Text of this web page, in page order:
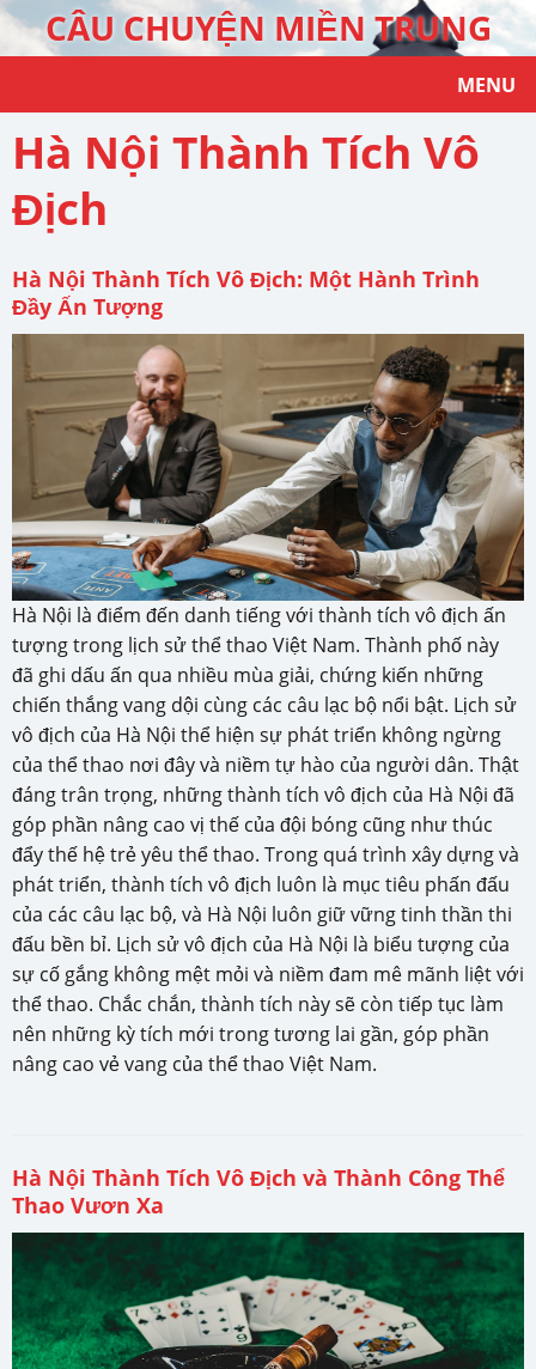
CÂU CHUYỆN MIỀN TRUNG
MENU
Hà Nội Thành Tích Vô
Địch
Hà Nội Thành Tích Vô Địch: Một Hành Trình
Đầy Ấn Tượng
Hà Nội là điểm đến danh tiếng với thành tích vô địch ấn
tượng trong lịch sử thể thao Việt Nam. Thành phố này
đã ghi dấu ấn qua nhiều mùa giải, chứng kiến những
chiến thắng vang dội cùng các câu lạc bộ nổi bật. Lịch sử
vô địch của Hà Nội thể hiện sự phát triển không ngừng
của thể thao nơi đây và niềm tự hào của người dân. Thật
đáng trân trọng, những thành tích vô địch của Hà Nội đã
góp phần nâng cao vị thế của đội bóng cũng như thúc
đẩy thế hệ trẻ yêu thể thao. Trong quá trình xây dựng và
phát triển, thành tích vô địch luôn là mục tiêu phấn đấu
của các câu lạc bộ, và Hà Nội luôn giữ vững tinh thần thi
đấu bền bỉ. Lịch sử vô địch của Hà Nội là biểu tượng của
sự cố gắng không mệt mỏi và niềm đam mê mãnh liệt với
thể thao. Chắc chắn, thành tích này sẽ còn tiếp tục làm
nên những kỳ tích mới trong tương lai gần, góp phần
nâng cao vẻ vang của thể thao Việt Nam.
Hà Nội Thành Tích Vô Địch và Thành Công Thể
Thao Vươn Xa